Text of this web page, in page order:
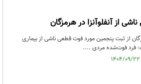
از آنفلوآنزا در هرمزگان
از ثبت پنجمین مورد فوت قطعی ناشی از بیماری
فرد فوت‌شده مردی ....